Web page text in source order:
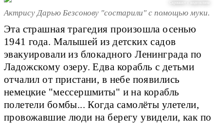
Скриншот с видеоклипа
Актрису Дарью Безсонову "состарили" с помощью муки.
Эта страшная трагедия произошла осенью
1941 года. Малышей из детских садов
эвакуировали из блокадного Ленинграда по
Ладожскому озеру. Едва корабль с детьми
отчалил от пристани, в небе появились
немецкие "мессершмиты" и на корабль
полетели бомбы... Когда самолёты улетели,
провожавшие люди на берегу увидели, как по